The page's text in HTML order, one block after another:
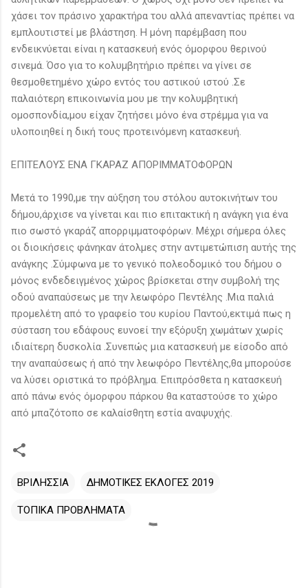
χάσει τον πράσινο χαρακτήρα του αλλά απεναντίας πρέπει να
εμπλουτιστεί με βλάστηση. Η μόνη παρέμβαση που
ενδεικνύεται είναι η κατασκευή ενός όμορφου θερινού
σινεμά. Όσο για το κολυμβητήριο πρέπει να γίνει σε
θεσμοθετημένο χώρο εντός του αστικού ιστού .Σε
παλαιότερη επικοινωνία μου με την κολυμβητική
ομοσπονδία,μου είχαν ζητήσει μόνο ένα στρέμμα για να
υλοποιηθεί η δική τους προτεινόμενη κατασκευή.
ΕΠΙΤΕΛΟΥΣ ΕΝΑ ΓΚΑΡΑΖ ΑΠΟΡΙΜΜΑΤΟΦΟΡΩΝ
Μετά το 1990,με την αύξηση του στόλου αυτοκινήτων του
δήμου,άρχισε να γίνεται και πιο επιτακτική η ανάγκη για ένα
πιο σωστό γκαράζ απορριμματοφόρων. Μέχρι σήμερα όλες
οι διοικήσεις φάνηκαν άτολμες στην αντιμετώπιση αυτής της
ανάγκης .Σύμφωνα με το γενικό πολεοδομικό του δήμου ο
μόνος ενδεδειγμένος χώρος βρίσκεται στην συμβολή της
οδού αναπαύσεως με την λεωφόρο Πεντέλης .Μια παλιά
προμελέτη από το γραφείο του κυρίου Παντού,εκτιμά πως η
σύσταση του εδάφους ευνοεί την εξόρυξη χωμάτων χωρίς
ιδιαίτερη δυσκολία .Συνεπώς μια κατασκευή με είσοδο από
την αναπαύσεως ή από την λεωφόρο Πεντέλης,θα μπορούσε
να λύσει οριστικά το πρόβλημα. Επιπρόσθετα η κατασκευή
από πάνω ενός όμορφου πάρκου θα καταστούσε το χώρο
από μπαζότοπο σε καλαίσθητη εστία αναψυχής.
ΒΡΙΛΗΣΣΙΑ ΔΗΜΟΤΙΚΕΣ ΕΚΛΟΓΕΣ 2019
ΤΟΠΙΚΑ ΠΡΟΒΛΗΜΑΤΑ